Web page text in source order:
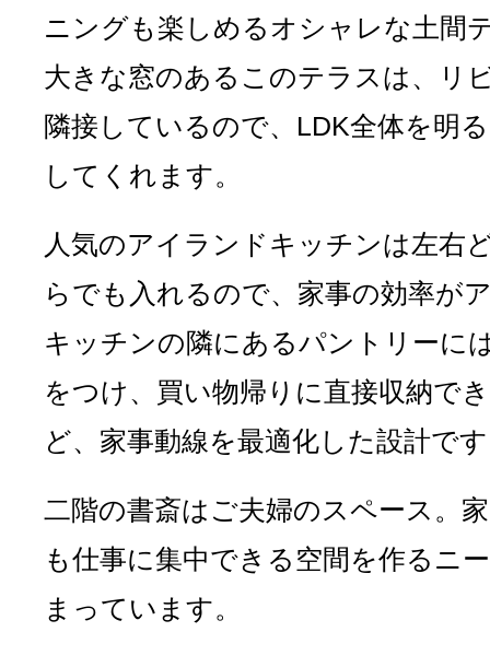
ニングも楽しめるオシャレな土間
大きな窓のあるこのテラスは、リ
隣接しているので、LDK全体を明
してくれます。
人気のアイランドキッチンは左右
らでも入れるので、家事の効率が
キッチンの隣にあるパントリーに
をつけ、買い物帰りに直接収納で
ど、家事動線を最適化した設計で
二階の書斎はご夫婦のスペース。
も仕事に集中できる空間を作るニ
まっています。